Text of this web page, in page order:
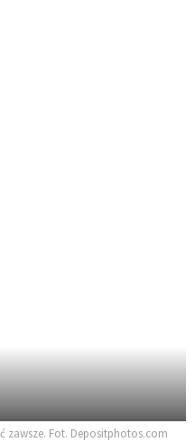
zawsze. Fot. Depositphotos.com